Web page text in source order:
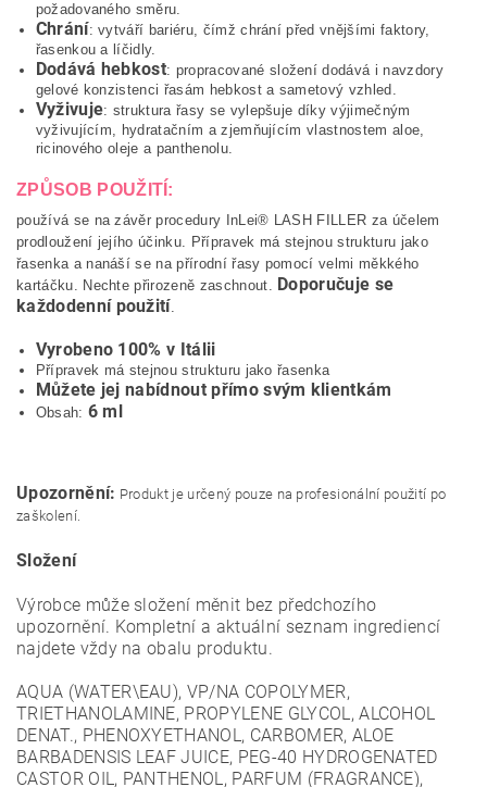
požadovaného směru.
Chrání: vytváří bariéru, čímž chrání před vnějšími faktory,
řasenkou a líčidly.
Dodává hebkost: propracované složení dodává i navzdory
gelové konzistenci řasám hebkost a sametový vzhled.
Vyživuje: struktura řasy se vylepšuje díky výjimečným
vyživujícím, hydratačním a zjemňujícím vlastnostem aloe,
ricinového oleje a panthenolu.
ZPŮSOB POUŽITÍ:
používá se na závěr procedury InLei® LASH FILLER za účelem
prodloužení jejího účinku. Přípravek má stejnou strukturu jako
řasenka a nanáší se na přírodní řasy pomocí velmi měkkého
kartáčku. Nechte přirozeně zaschnout. Doporučuje se
každodenní použití.
Vyrobeno 100% v Itálii
Přípravek má stejnou strukturu jako řasenka
Můžete jej nabídnout přímo svým klientkám
Obsah: 6 ml
Upozornění: Produkt je určený pouze na profesionální použití po
zaškolení.
Složení
Výrobce může složení měnit bez předchozího
upozornění. Kompletní a aktuální seznam ingrediencí
najdete vždy na obalu produktu.
AQUA (WATER\EAU), VP/NA COPOLYMER,
TRIETHANOLAMINE, PROPYLENE GLYCOL, ALCOHOL
DENAT., PHENOXYETHANOL, CARBOMER, ALOE
BARBADENSIS LEAF JUICE, PEG-40 HYDROGENATED
CASTOR OIL, PANTHENOL, PARFUM (FRAGRANCE),